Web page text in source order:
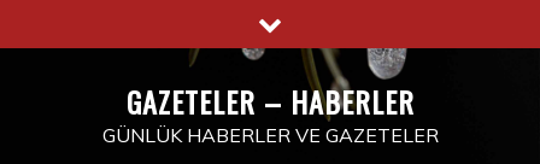
to
GAZETELER – HABERLER
GÜNLÜK HABERLER VE GAZETELER